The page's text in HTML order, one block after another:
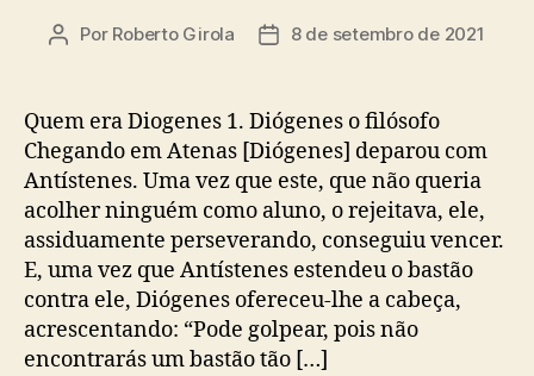
Autor
Por Roberto Girola
Data8 de setembro de 2021
Quem era Diogenes 1. Diógenes o filósofo
Chegando em Atenas [Diógenes] deparou com
Antístenes. Uma vez que este, que não queria
acolher ninguém como aluno, o rejeitava, ele,
assiduamente perseverando, conseguiu vencer.
E, uma vez que Antístenes estendeu o bastão
contra ele, Diógenes ofereceu-lhe a cabeça,
acrescentando: “Pode golpear, pois não
encontrarás um bastão tão […]